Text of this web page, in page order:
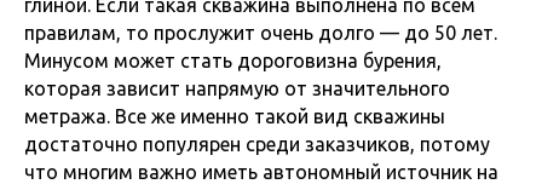
правилам, то прослужит очень долго — до 50 лет.
Минусом может стать дороговизна бурения,
которая зависит напрямую от значительного
метража. Все же именно такой вид скважины
достаточно популярен среди заказчиков, потому
что многим важно иметь автономный источник на